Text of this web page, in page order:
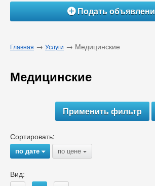
ÁПодать
Главная → Услуги → Медицинские
Медицинские
Сортировать:
по дате{ по цене {
Вид: